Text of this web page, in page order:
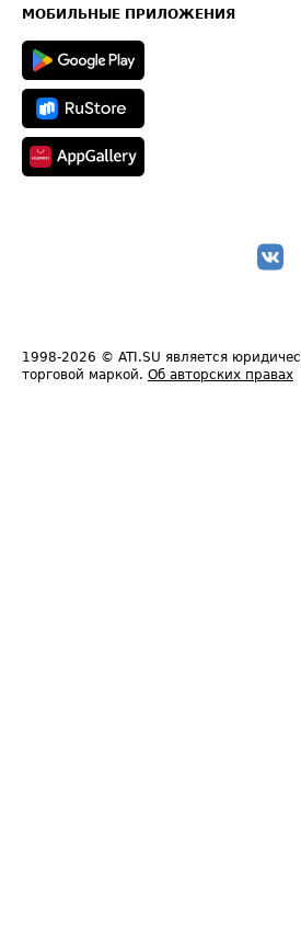
Техническая информация
МОБИЛЬНЫЕ ПРИЛОЖЕНИЯ
1998-2026 © ATI.SU является
торговой маркой. Об авторских правах